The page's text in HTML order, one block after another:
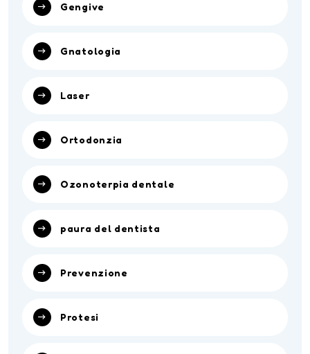
Gengive
Gnatologia
Laser
Ortodonzia
Ozonoterpia dentale
paura del dentista
Prevenzione
Protesi